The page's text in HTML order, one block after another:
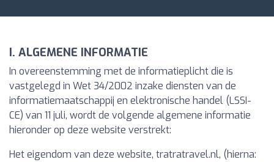
I. ALGEMENE INFORMATIE
In overeenstemming met de informatieplicht die is
vastgelegd in Wet 34/2002 inzake diensten van de
informatiemaatschappij en elektronische handel (LSSI-
CE) van 11 juli, wordt de volgende algemene informatie
hieronder op deze website verstrekt:
Het eigendom van deze website, tratratravel.nl, (hierna: